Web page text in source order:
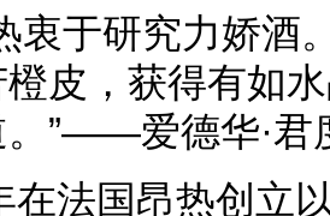
衷于研究力娇酒
皮，获得有如
。”——爱德华·君
在法国昂热创立